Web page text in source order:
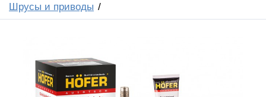
Шрусы и приводы